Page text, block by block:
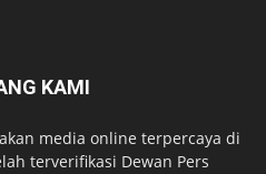
KAMI
media online terpercaya di
terverifikasi Dewan Pers